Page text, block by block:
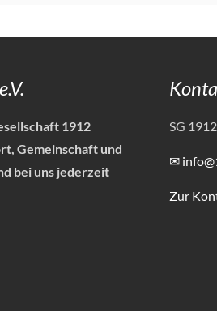
1912
Gemeinschaft und
bei uns jederzeit
SG
✉
Zur